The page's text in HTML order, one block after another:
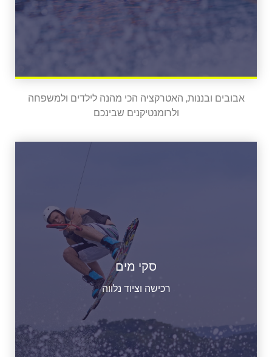
אבובים ובננות, האטרקציה הכי מהנה לילדים ולמשפחה
ולרומנטיקנים שבינכם
סקי מים
רכישה וציוד נלווה